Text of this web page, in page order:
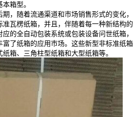
箱型。
，随着流通渠道和巿场销售形式的变化，
瓦楞纸箱，并且，伴随着每一种新结构的
的全自动包装系统或包装设备问世纸箱，
了纸箱的应用巿场。这些新型非标准纸箱
箱、三角柱型纸箱和大型纸箱等。